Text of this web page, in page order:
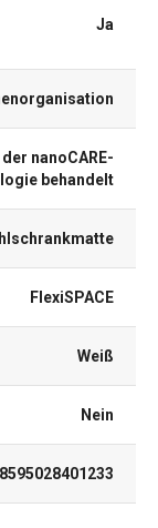
Ja
nanoCARE-
behandelt
FlexiSPACE
Weiß
Nein
8595028401233